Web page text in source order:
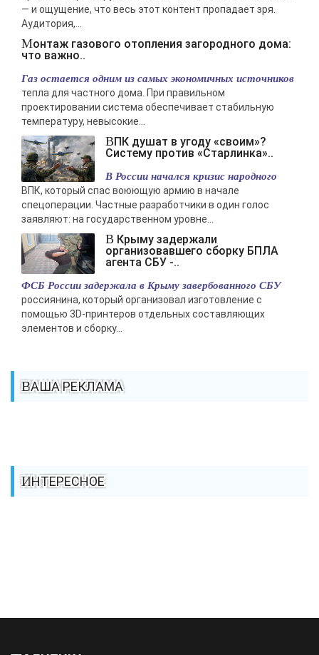
— и ощущение, что весь этот контент пропадает зря.
Аудитория,...
Монтаж газового отопления загородного дома:
что важно..
Газ остается одним из самых экономичных источников
тепла для частного дома. При правильном
проектировании система обеспечивает стабильную
температуру, невысокие...
ВПК душат в угоду «своим»?
Систему против «Старлинка»..
В России начался кризис народного
ВПК, который спас воюющую армию в начале
спецоперации. Частные разработчики в один голос
заявляют: на государственном уровне...
В Крыму задержали
организовавшего сборку БПЛА
агента СБУ -..
ФСБ России задержала в Крыму завербованного СБУ
россиянина, который организовал изготовление с
помощью 3D-принтеров отдельных составляющих
элементов и сборку...
ВАША РЕКЛАМА
ИНТЕРЕСНОЕ